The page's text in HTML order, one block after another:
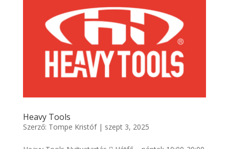
Heavy Tools
Szerző: Tompe Kristóf| szept 3, 2025